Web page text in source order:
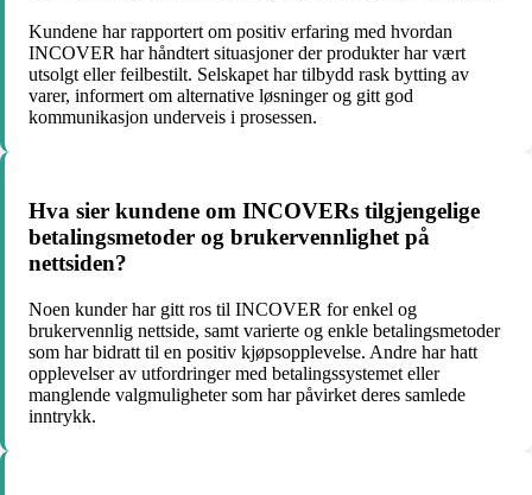
Kundene har rapportert om positiv erfaring med hvordan
INCOVER har håndtert situasjoner der produkter har vært
utsolgt eller feilbestilt. Selskapet har tilbydd rask bytting av
varer, informert om alternative løsninger og gitt god
kommunikasjon underveis i prosessen.
Hva sier kundene om INCOVERs tilgjengelige
betalingsmetoder og brukervennlighet på
nettsiden?
Noen kunder har gitt ros til INCOVER for enkel og
brukervennlig nettside, samt varierte og enkle betalingsmetoder
som har bidratt til en positiv kjøpsopplevelse. Andre har hatt
opplevelser av utfordringer med betalingssystemet eller
manglende valgmuligheter som har påvirket deres samlede
inntrykk.